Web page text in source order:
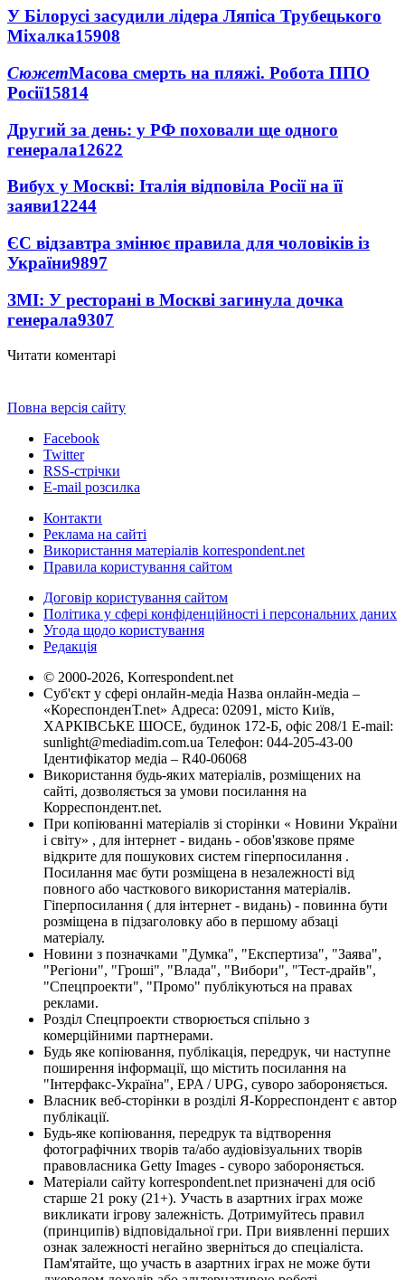
У Білорусі засудили лідера Ляпіса Трубецького
Міхалка15908
СюжетМасова смерть на пляжі. Робота ППО
Росії15814
Другий за день: у РФ поховали ще одного
генерала12622
Вибух у Москві: Італія відповіла Росії на її
заяви12244
ЄС відзавтра змінює правила для чоловіків із
України9897
ЗМІ: У ресторані в Москві загинула дочка
генерала9307
Читати коментарі
Повна версія сайту
Facebook
Twitter
RSS-стрічки
E-mail розсилка
Контакти
Реклама на сайті
Використання матеріалів korrespondent.net
Правила користування сайтом
Договір користування сайтом
Політика у сфері конфіденційності і персональних даних
Угода щодо користування
Редакція
© 2000-2026, Korrespondent.net
Суб'єкт у сфері онлайн-медіа Назва онлайн-медіа –
«КореспонденТ.net» Адреса: 02091, місто Київ,
ХАРКІВСЬКЕ ШОСЕ, будинок 172-Б, офіс 208/1 E-mail:
sunlight@mediadim.com.ua Телефон: 044-205-43-00
Ідентифікатор медіа – R40-06068
Використання будь-яких матеріалів, розміщених на
сайті, дозволяється за умови посилання на
Корреспондент.net.
При копіюванні матеріалів зі сторінки « Новини України
і світу» , для інтернет - видань - обов'язкове пряме
відкрите для пошукових систем гіперпосилання .
Посилання має бути розміщена в незалежності від
повного або часткового використання матеріалів.
Гіперпосилання ( для інтернет - видань) - повинна бути
розміщена в підзаголовку або в першому абзаці
матеріалу.
Новини з позначками "Думка", "Експертиза", "Заява",
"Регіони", "Гроші", "Влада", "Вибори", "Тест-драйв",
"Спецпроекти", "Промо" публікуються на правах
реклами.
Розділ Спецпроекти створюється спільно з
комерційними партнерами.
Будь яке копіювання, публікація, передрук, чи наступне
поширення інформації, що містить посилання на
"Інтерфакс-Україна", EPA / UPG, суворо забороняється.
Власник веб-сторінки в розділі Я-Корреспондент є автор
публікації.
Будь-яке копіювання, передрук та відтворення
фотографічних творів та/або аудіовізуальних творів
правовласника Getty Images - суворо забороняється.
Матеріали сайту korrespondent.net призначені для осіб
старше 21 року (21+). Участь в азартних іграх може
викликати ігрову залежність. Дотримуйтесь правил
(принципів) відповідальної гри. При виявленні перших
ознак залежності негайно зверніться до спеціаліста.
Пам'ятайте, що участь в азартних іграх не може бути